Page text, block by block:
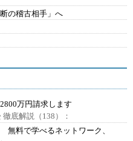
の稽古相手」へ
万円請求します
底解説（138）：
料で学べるネットワーク、